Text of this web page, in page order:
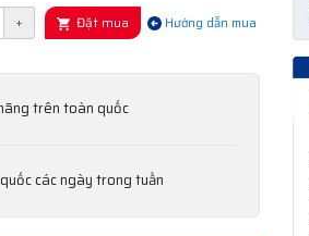
+ Đặt mua Hướng dẫn mua
trên toàn quốc
các ngày trong tuần